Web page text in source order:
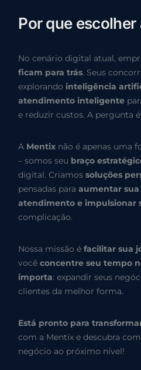
Por que escolher
No cenário digital atual,
ficam para trás. Seus
explorando inteligência
atendimento inteligente
e reduzir custos. A pergunta
A Mentix não é apenas uma
– somos seu braço
digital. Criamossoluções
pensadas paraaumentar sua
atendimento e impulsionar
complicação.
Nossa missão éfacilitar sua
vocêconcentre seu tempo
importa: expandir seus
clientes da melhor forma.
Está pronto para
com a Mentix e descubra
negócio ao próximo nível!